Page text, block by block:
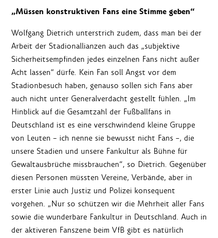
„Müssen konstruktiven Fans eine Stimme geben“
Wolfgang Dietrich unterstrich zudem, dass man bei der
Arbeit der Stadionallianzen auch das „subjektive
Sicherheitsempfinden jedes einzelnen Fans nicht außer
Acht lassen“ dürfe. Kein Fan soll Angst vor dem
Stadionbesuch haben, genauso sollen sich Fans aber
auch nicht unter Generalverdacht gestellt fühlen. „Im
Hinblick auf die Gesamtzahl der Fußballfans in
Deutschland ist es eine verschwindend kleine Gruppe
von Leuten – ich nenne sie bewusst nicht Fans –, die
unsere Stadien und unsere Fankultur als Bühne für
Gewaltausbrüche missbrauchen“, so Dietrich. Gegenüber
diesen Personen müssten Vereine, Verbände, aber in
erster Linie auch Justiz und Polizei konsequent
vorgehen. „Nur so schützen wir die Mehrheit aller Fans
sowie die wunderbare Fankultur in Deutschland. Auch in
der aktiveren Fanszene beim VfB gibt es natürlich